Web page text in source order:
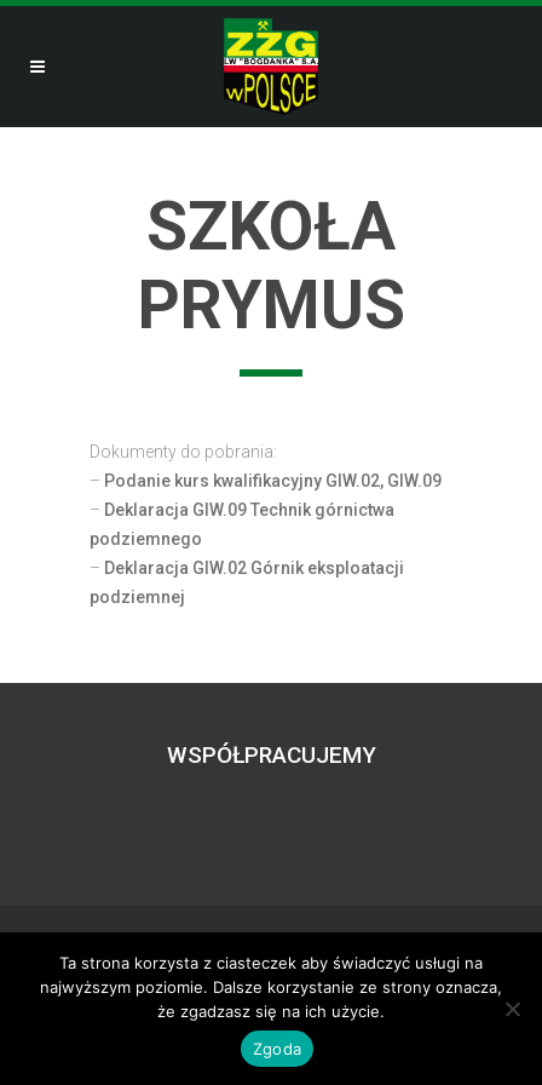
SZKOŁA
PRYMUS
Dokumenty do pobrania:
– Podanie kurs kwalifikacyjny GIW.02, GIW.09
– Deklaracja GIW.09 Technik górnictwa
podziemnego
– Deklaracja GIW.02 Górnik eksploatacji
podziemnej
WSPÓŁPRACUJEMY
Wszystkie prawa zastrzeżone – zzgbogdanka.pl
Dostosowanie:Tworzenie stron www– H5studio.pl
Ta strona korzysta z ciasteczek aby świadczyć usługi na
najwyższym poziomie. Dalsze korzystanie ze strony oznacza,
że zgadzasz się na ich użycie.
Zgoda